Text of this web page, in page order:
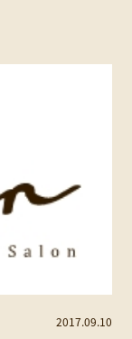
2017.09.10